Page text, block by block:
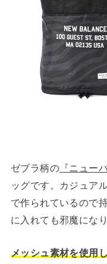
ゼブラ柄の『ニュー
ッグです。カジュア
で作られているので
に入れても邪魔にな
メッシュ素材を使用